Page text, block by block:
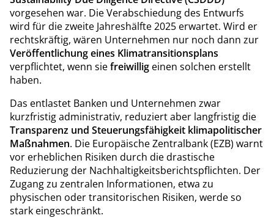
vorgesehen war. Die Verabschiedung des Entwurfs
wird für die zweite Jahreshälfte 2025 erwartet. Wird er
rechtskräftig, wären Unternehmen nur noch dann zur
Veröffentlichungeines Klimatransitionsplans
verpflichtet, wenn siefreiwillig einen solchen erstellt
haben.
Das entlastet Banken und Unternehmen zwar
kurzfristig administrativ, reduziert aber langfristig die
Transparenz und Steuerungsfähigkeit klimapolitischer
Maßnahmen. Die Europäische Zentralbank (EZB) warnt
vor erheblichen Risiken durch die drastische
Reduzierung der Nachhaltigkeitsberichtspflichten. Der
Zugang zu zentralen Informationen, etwa zu
physischen oder transitorischen Risiken, werde so
stark eingeschränkt.